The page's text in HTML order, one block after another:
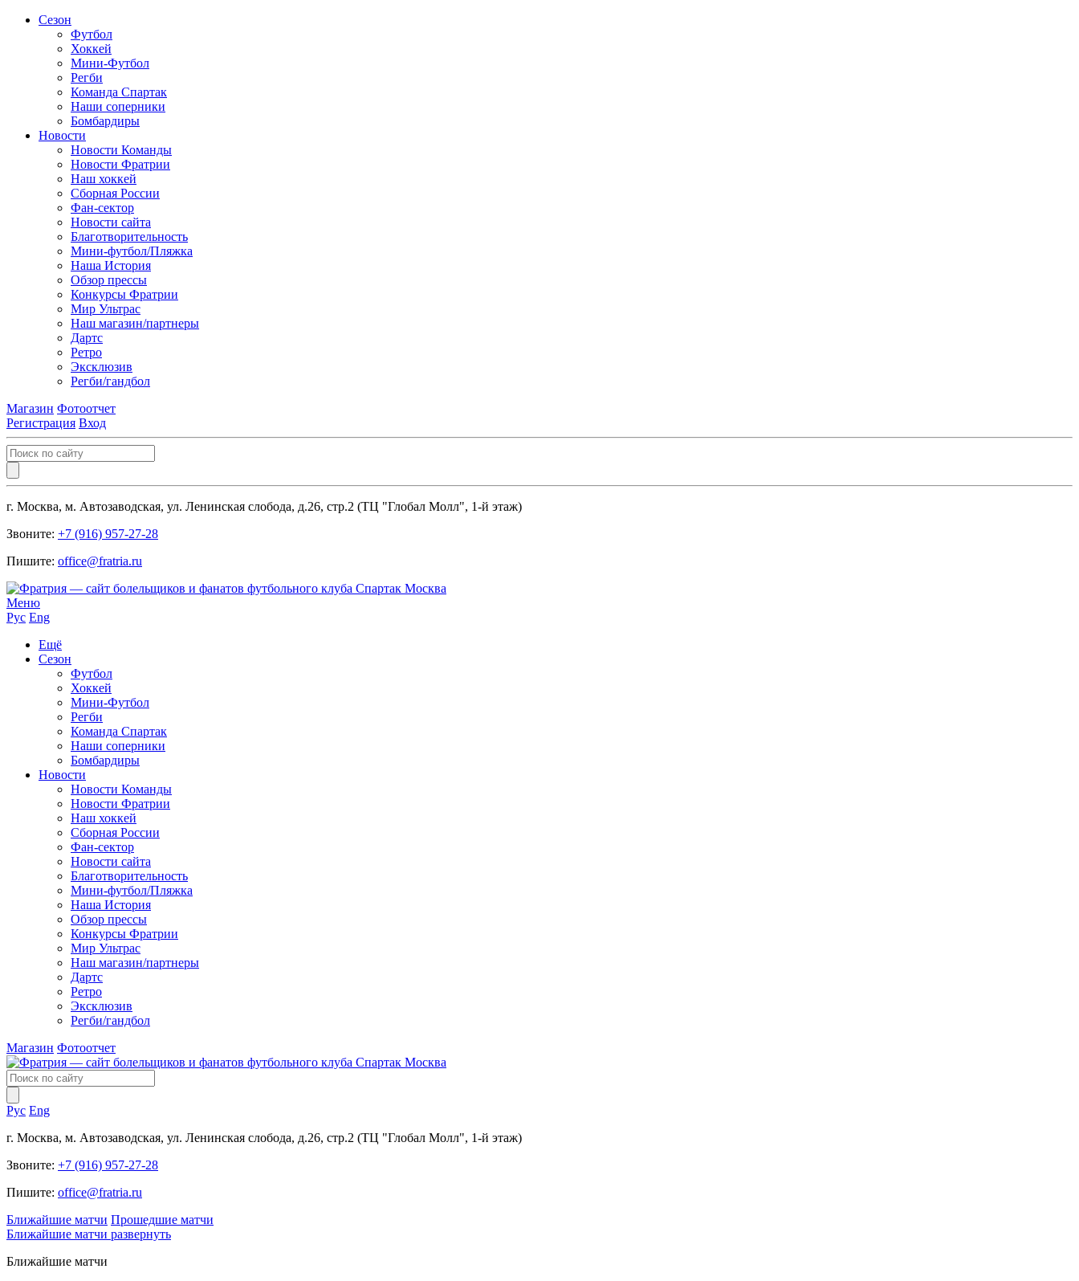
Сезон
Футбол
Хоккей
Мини-Футбол
Регби
Команда Спартак
Наши соперники
Бомбардиры
Новости
Новости Команды
Новости Фратрии
Наш хоккей
Сборная России
Фан-cектор
Новости сайта
Благотворительность
Мини-футбол/Пляжка
Наша История
Обзор прессы
Конкурсы Фратрии
Мир Ультрас
Наш магазин/партнеры
Дартс
Ретро
Эксклюзив
Регби/гандбол
Магазин Фотоотчет
Регистрация Вход
г. Москва, м. Автозаводская, ул. Ленинская слобода, д.26, стр.2 (ТЦ "Глобал Молл", 1-й этаж)
Звоните: +7 (916) 957-27-28
Пишите: office@fratria.ru
Меню
Рус Eng
Ещё
Сезон
Футбол
Хоккей
Мини-Футбол
Регби
Команда Спартак
Наши соперники
Бомбардиры
Новости
Новости Команды
Новости Фратрии
Наш хоккей
Сборная России
Фан-cектор
Новости сайта
Благотворительность
Мини-футбол/Пляжка
Наша История
Обзор прессы
Конкурсы Фратрии
Мир Ультрас
Наш магазин/партнеры
Дартс
Ретро
Эксклюзив
Регби/гандбол
Магазин Фотоотчет
Рус Eng
г. Москва, м. Автозаводская, ул. Ленинская слобода, д.26, стр.2 (ТЦ "Глобал Молл", 1-й этаж)
Звоните: +7 (916) 957-27-28
Пишите: office@fratria.ru
Ближайшие матчи Прошедшие матчи
Ближайшие матчи развернуть
Ближайшие матчи